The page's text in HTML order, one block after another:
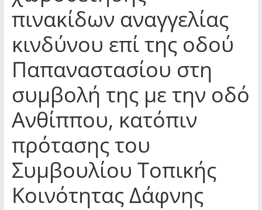
πινακίδων αναγγελίας
κινδύνου επί της οδού
Παπαναστασίου στη
συμβολή της με την οδό
Ανθίππου, κατόπιν
πρότασης του
Συμβουλίου Τοπικής
Κοινότητας Δάφνης